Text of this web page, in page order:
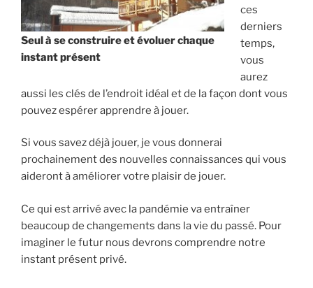
Seul à se construire et évoluer chaque
instant présent
ces
derniers
temps,
vous
aurez
aussi les clés de l’endroit idéal et de la façon dont vous
pouvez espérer apprendre à jouer.
Si vous savez déjà jouer, je vous donnerai
prochainement des nouvelles connaissances qui vous
aideront à améliorer votre plaisir de jouer.
Ce qui est arrivé avec la pandémie va entraîner
beaucoup de changements dans la vie du passé. Pour
imaginer le futur nous devrons comprendre notre
instant présent privé.